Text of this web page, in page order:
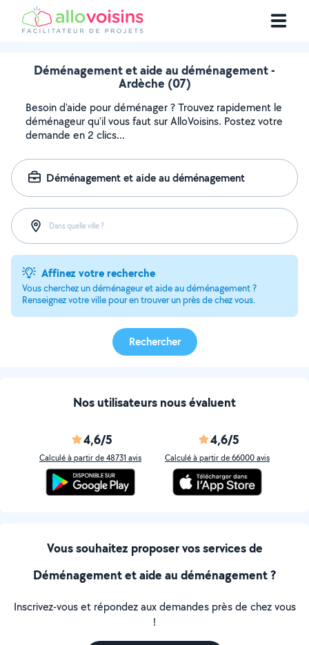
Déménagement et aide au déménagement -
Ardèche (07)
Besoin d'aide pour déménager ? Trouvez rapidement le
déménageur qu'il vous faut sur AlloVoisins. Postez votre
demande en 2 clics...
Déménagement et aide au déménagement
Dans quelle ville ?
Affinez votre recherche
Vous cherchez un déménageur et aide au déménagement ?
Renseignez votre ville pour en trouver un près de chez vous.
Rechercher
Nos utilisateurs nous évaluent
4,6/5
Calculé à partir de 48731 avis
4,6/5
Calculé à partir de 66000 avis
Vous souhaitez proposer vos services de
Déménagement et aide au déménagement ?
Inscrivez-vous et répondez aux demandes près de chez vous
!